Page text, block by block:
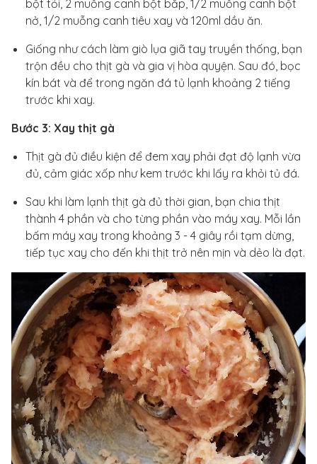
bột tỏi, 2 muỗng canh bột bắp, 1/2 muỗng canh bột
nở, 1/2 muỗng canh tiêu xay và 120ml dầu ăn.
Giống như cách làm giò lụa giã tay truyền thống, bạn
trộn đều cho thịt gà và gia vị hòa quyện. Sau đó, bọc
kín bát và để trong ngăn đá tủ lạnh khoảng 2 tiếng
trước khi xay.
Bước 3: Xay thịt gà
Thịt gà đủ điều kiện để đem xay phải đạt độ lạnh vừa
đủ, cảm giác xốp như kem trước khi lấy ra khỏi tủ đá.
Sau khi làm lạnh thịt gà đủ thời gian, bạn chia thịt
thành 4 phần và cho từng phần vào máy xay. Mỗi lần
bấm máy xay trong khoảng 3 - 4 giây rồi tạm dừng,
tiếp tục xay cho đến khi thịt trở nên mịn và dẻo là đạt.